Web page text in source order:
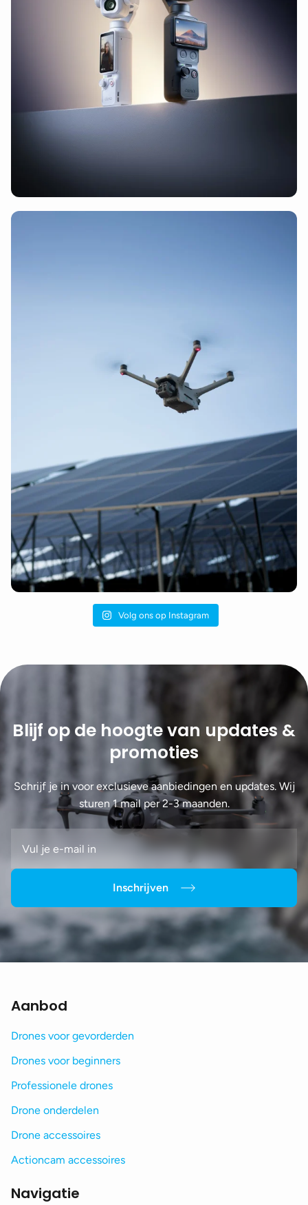
Volg ons op Instagram
Blijf op de hoogte van updates &
promoties
Schrijf je in voor exclusieve aanbiedingen en updates. Wij
sturen 1 mail per 2-3 maanden.
Inschrijven
Aanbod
Drones voor gevorderden
Drones voor beginners
Professionele drones
Drone onderdelen
Drone accessoires
Actioncam accessoires
Navigatie